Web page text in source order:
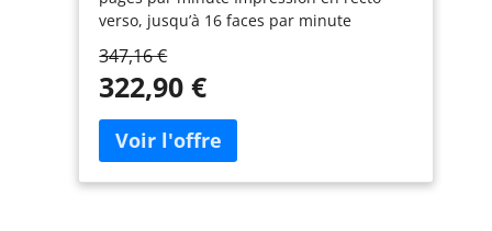
supplémentaire (Capacité de 3
000 Pages)
verso, jusqu’à 16 faces par minute
minute Ethernet, WiFi 5GHz et USB
Chargeur automatique de document de
supplémentaire d'une capcité de 3 000
pages
347,16 €
322,90 €